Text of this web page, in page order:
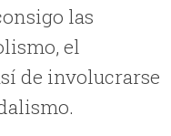
las
el
de involucrarse